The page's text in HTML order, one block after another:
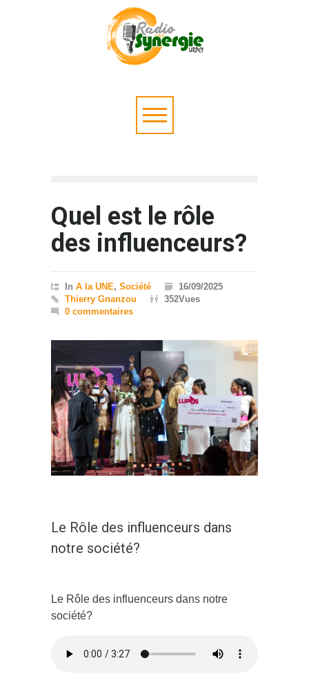
Quel est le rôle
des influenceurs?
In A la UNE, Société
16/09/2025
Thierry Gnanzou
352Vues
0 commentaires
Le Rôle des influenceurs dans
notre société?
Le Rôle des influenceurs dans notre
société?